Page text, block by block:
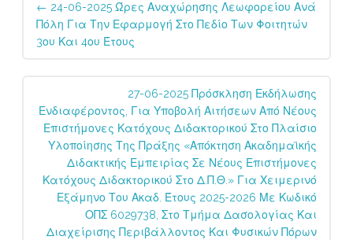
navigation
← 24-06-2025 Ώρες Αναχώρησης Λεωφορείου Ανά
Πόλη Για Την Εφαρμογή Στο Πεδίο Των Φοιτητών
3ου Και 4ου Έτους
27-06-2025 Πρόσκληση Εκδήλωσης
Ενδιαφέροντος, Για Υποβολή Αιτήσεων Από Νέους
Επιστήμονες Κατόχους Διδακτορικού Στο Πλαίσιο
Υλοποίησης Της Πράξης «Απόκτηση Ακαδημαϊκής
Διδακτικής Εμπειρίας Σε Νέους Επιστήμονες
Κατόχους Διδακτορικού Στο Δ.Π.Θ.» Για Χειμερινό
Εξάμηνο Του Ακαδ. Έτους 2025-2026 Με Κωδικό
ΟΠΣ 6029738, Στο Τμήμα Δασολογίας Και
Διαχείρισης Περιβάλλοντος Και Φυσικών Πόρων